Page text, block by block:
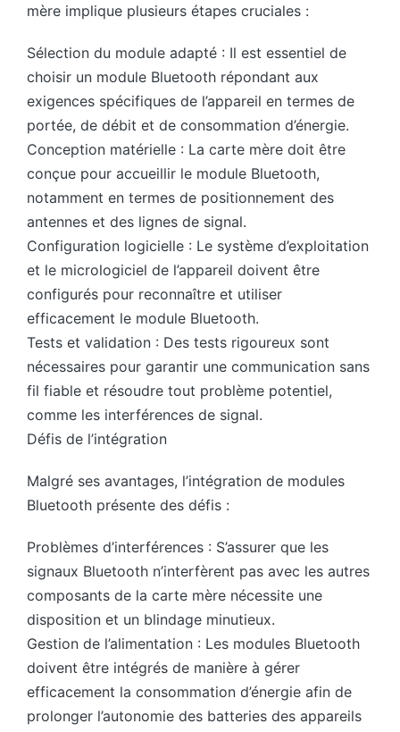
mère implique plusieurs étapes cruciales :
Sélection du module adapté : Il est essentiel de
choisir un module Bluetooth répondant aux
exigences spécifiques de l’appareil en termes de
portée, de débit et de consommation d’énergie.
Conception matérielle : La carte mère doit être
conçue pour accueillir le module Bluetooth,
notamment en termes de positionnement des
antennes et des lignes de signal.
Configuration logicielle : Le système d’exploitation
et le micrologiciel de l’appareil doivent être
configurés pour reconnaître et utiliser
efficacement le module Bluetooth.
Tests et validation : Des tests rigoureux sont
nécessaires pour garantir une communication sans
fil fiable et résoudre tout problème potentiel,
comme les interférences de signal.
Défis de l’intégration
Malgré ses avantages, l’intégration de modules
Bluetooth présente des défis :
Problèmes d’interférences : S’assurer que les
signaux Bluetooth n’interfèrent pas avec les autres
composants de la carte mère nécessite une
disposition et un blindage minutieux.
Gestion de l’alimentation : Les modules Bluetooth
doivent être intégrés de manière à gérer
efficacement la consommation d’énergie afin de
prolonger l’autonomie des batteries des appareils